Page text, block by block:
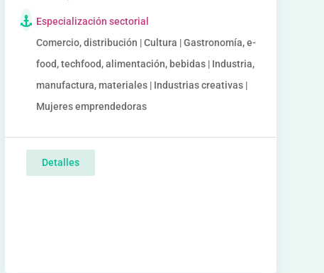
Especialización sectorial
Comercio, distribución | Cultura | Gastronomía, e-
food, techfood, alimentación, bebidas | Industria,
manufactura, materiales | Industrias creativas |
Mujeres emprendedoras
Detalles